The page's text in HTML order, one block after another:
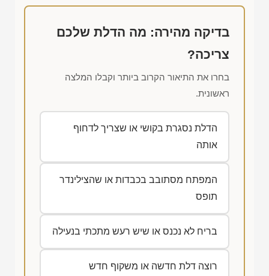
בדיקה מהירה: מה הדלת שלכם
צריכה?
בחרו את התיאור הקרוב ביותר וקבלו המלצה
ראשונית.
הדלת נסגרת בקושי או שצריך לדחוף
אותה
המפתח מסתובב בכבדות או שהצילינדר
תופס
בריח לא נכנס או שיש רעש מתכתי בנעילה
רוצה דלת חדשה או משקוף חדש